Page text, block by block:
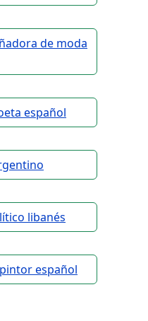
de moda
español
libanés
español